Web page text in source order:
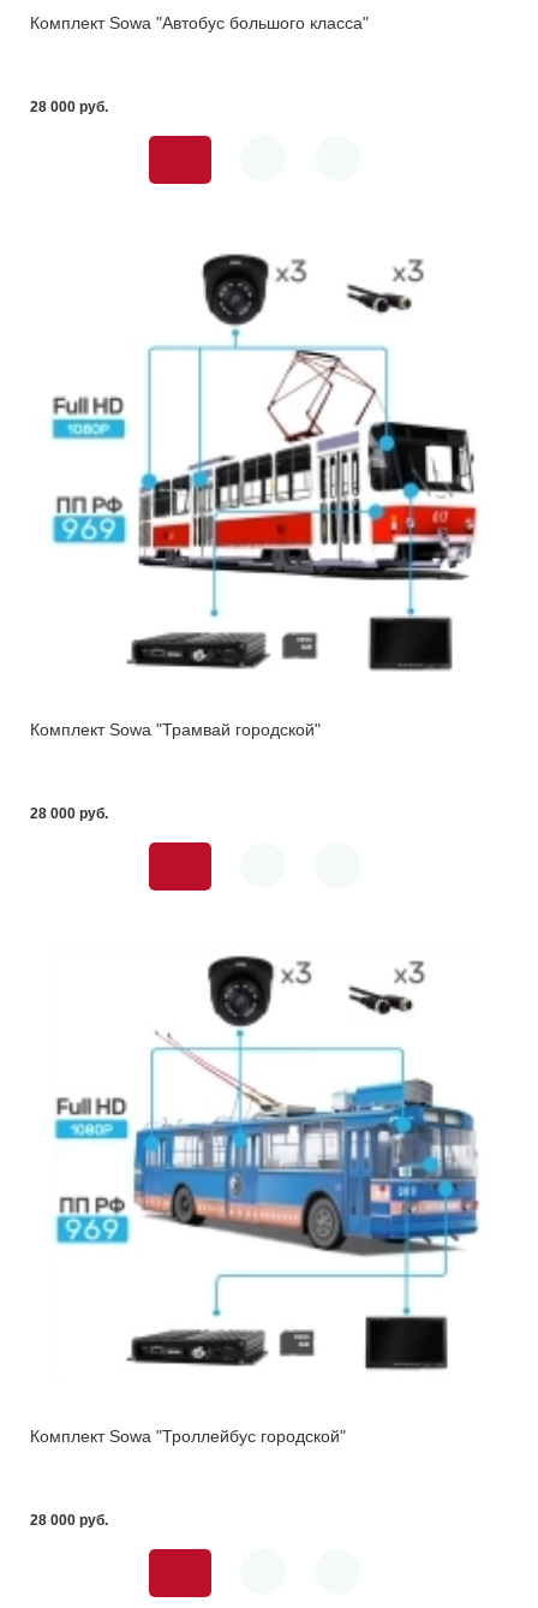
Комплект Sowa "Автобус большого класса"
28 000 pуб.
Комплект Sowa "Трамвай городской"
28 000 pуб.
Комплект Sowa "Троллейбус городской"
28 000 pуб.